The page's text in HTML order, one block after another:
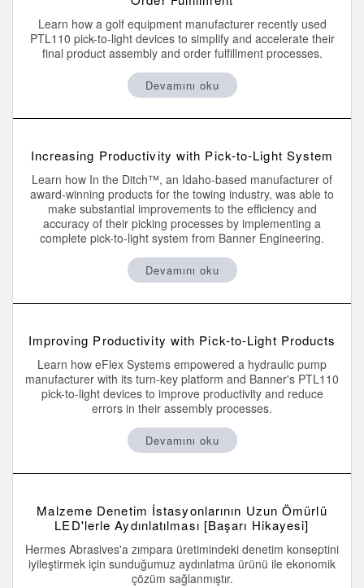
SENSÖRLER
Fotoelektrik Sensörler
Lazer Mesafe Ölçümü
Radar Sensörler
Ultrasonik Sensörler
Fiber Optik Amfiler
Fiber Optics
Slot, Label, and Area Detection Sensors
Pick-to-Light Sensors
Sıcaklık ve Vibrasyon Sensörleri
Condition Monitoring Sensors
Wireless Condition Monitoring Sensors
ACCESSORIES
AKSESUARLAR
Call for Parts, Service, or Pallet Pickup
Condition Monitoring for Predictive and Preventative
Maintenance
Leading Edge Detection
Machine Monitoring/Overall Equipment Effectiveness
Overall Equipment Effectiveness (OEE)
Tank Seviyesi İzleme
İLGİLİ BAĞLANTILAR
Learn how a golf equipment manufacturer recently used
PTL110 pick-to-light devices to simplify and accelerate their
final product assembly and order fulfillment processes.
Devamını oku
Increasing Productivity with Pick-to-Light System
Learn how In the Ditch™, an Idaho-based manufacturer of
award-winning products for the towing industry, was able to
make substantial improvements to the efficiency and
accuracy of their picking processes by implementing a
complete pick-to-light system from Banner Engineering.
Devamını oku
Improving Productivity with Pick-to-Light Products
Learn how eFlex Systems empowered a hydraulic pump
manufacturer with its turn-key platform and Banner's PTL110
pick-to-light devices to improve productivity and reduce
errors in their assembly processes.
Devamını oku
Malzeme Denetim İstasyonlarının Uzun Ömürlü
LED'lerle Aydınlatılması [Başarı Hikayesi]
Hermes Abrasives'a zımpara üretimindeki denetim konseptini
iyileştirmek için sunduğumuz aydınlatma ürünü ile ekonomik
çözüm sağlanmıştır.